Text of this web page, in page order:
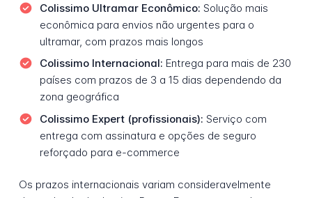
Colissimo Ultramar Econômico: Solução mais
econômica para envios não urgentes para o
ultramar, com prazos mais longos
Colissimo Internacional: Entrega para mais de 230
países com prazos de 3 a 15 dias dependendo da
zona geográfica
Colissimo Expert (profissionais): Serviço com
entrega com assinatura e opções de seguro
reforçado para e-commerce
Os prazos internacionais variam consideravelmente